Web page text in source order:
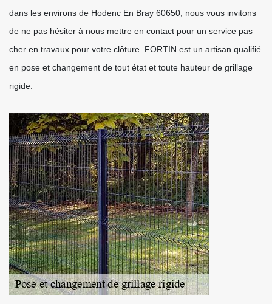
dans les environs de Hodenc En Bray 60650, nous vous invitons
de ne pas hésiter à nous mettre en contact pour un service pas
cher en travaux pour votre clôture. FORTIN est un artisan qualifié
en pose et changement de tout état et toute hauteur de grillage
rigide.